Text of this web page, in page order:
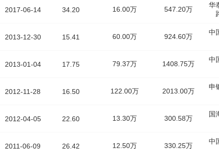
2017-06-14
2013-12-30
2013-01-04
2012-11-28
2012-04-05
2011-06-09
34.20 16.00万 547.20万
华
15.41 60.00万 924.60万
中
17.75 79.37万 1408.75万
中
16.50 122.00万 2013.00万
申
22.60 13.30万 300.58万
国
26.42 12.50万 330.25万
中